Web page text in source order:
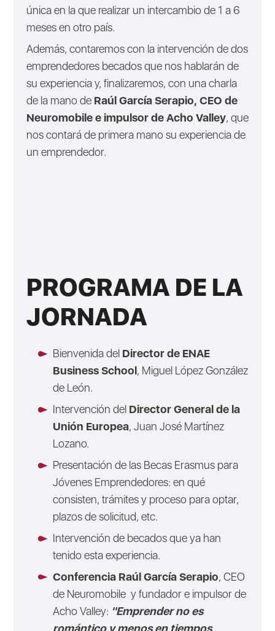
única en la que realizar un intercambio de 1 a 6
meses en otro país.
Además, contaremos con la intervención de dos
emprendedores becados que nos hablarán de
su experiencia y, finalizaremos, con una charla
de la mano de Raúl García Serapio, CEO de
Neuromobile e impulsor de Acho Valley, que
nos contará de primera mano su experiencia de
un emprendedor.
PROGRAMA DE LA
JORNADA
Bienvenida del Director de ENAE
Business School, Miguel López González
de León.
Intervención del Director General de la
Unión Europea, Juan José Martínez
Lozano.
Presentación de las Becas Erasmus para
Jóvenes Emprendedores: en qué
consisten, trámites y proceso para optar,
plazos de solicitud, etc.
Intervención de becados que ya han
tenido esta experiencia.
Conferencia Raúl García Serapio, CEO
de Neuromobile y fundador e impulsor de
Acho Valley: "Emprender no es
romántico y menos en tiempos